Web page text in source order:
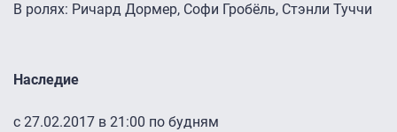
В ролях: Ричард Дормер, Софи Гробёль, Стэнли Туччи
Наследие
с 27.02.2017 в 21:00 по будням